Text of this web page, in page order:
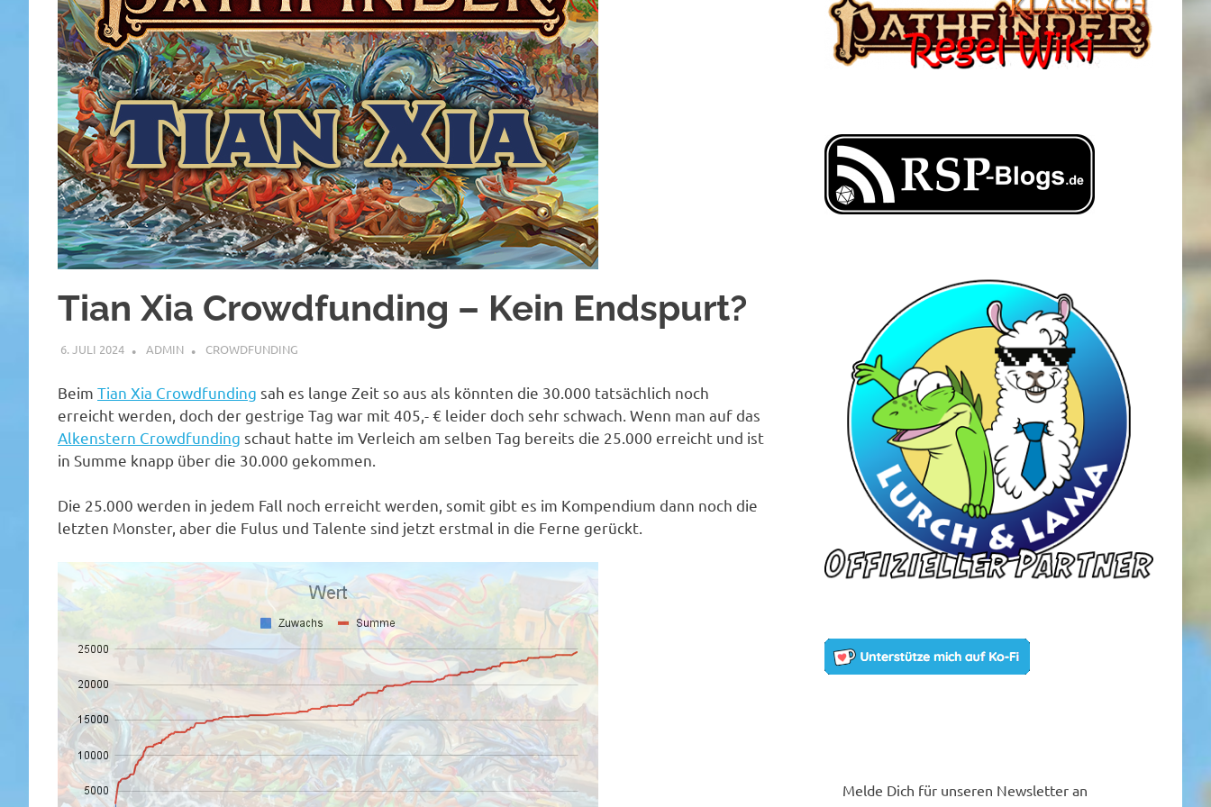
Tian Xia Crowdfunding – Kein Endspurt?
6. JULI 2024 ADMIN CROWDFUNDING
Beim Tian Xia Crowdfunding sah es lange Zeit so aus als könnten die 30.000 tatsächlich noch
erreicht werden, doch der gestrige Tag war mit 405,- € leider doch sehr schwach. Wenn man auf das
Alkenstern Crowdfunding schaut hatte im Verleich am selben Tag bereits die 25.000 erreicht und ist
in Summe knapp über die 30.000 gekommen.
Die 25.000 werden in jedem Fall noch erreicht werden, somit gibt es im Kompendium dann noch die
letzten Monster, aber die Fulus und Talente sind jetzt erstmal in die Ferne gerückt.
Melde Dich für unseren Newsletter an